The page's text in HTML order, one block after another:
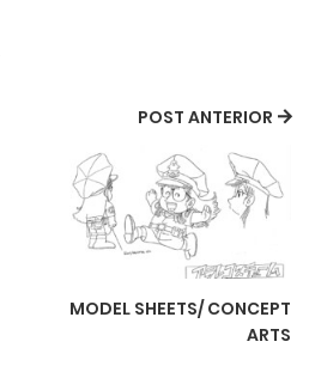
POST ANTERIOR
MODEL SHEETS/ CONCEPT
ARTS